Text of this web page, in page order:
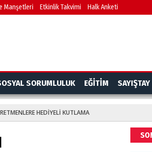
Manşetleri Etkinlik Takvimi Halk Anketi
SORUMLULUK EĞİTİM SAYIŞTAY
HEDİYELİ KUTLAMA